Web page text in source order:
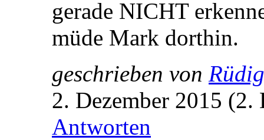
gerade NICHT
müde Mark dorthin.
geschrieben von
2. Dezember 2015
Antworten